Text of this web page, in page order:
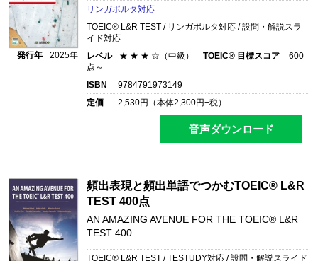
発行年 2025年
リンガポルタ対応
TOEIC® L&R TEST / リンガポルタ対応 / 設問・解説スラ
イド対応
レベル
★ ★ ★ ☆（中級） TOEIC® 目標スコア
600
点～
ISBN
9784791973149
定価
2,530円（本体2,300円+税）
音声ダウンロード
頻出表現と頻出単語でつかむTOEIC® L&R
TEST 400点
AN AMAZING AVENUE FOR THE TOEIC® L&R
TEST 400
TOEIC® L&R TEST / TESTUDY対応 / 設問・解説スライド